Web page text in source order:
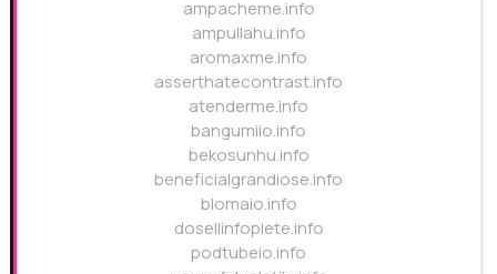
ampacheme.info
ampullahu.info
aromaxme.info
asserthatecontrast.info
atenderme.info
bangumiio.info
bekosunhu.info
beneficialgrandiose.info
blomaio.info
dosellinfoplete.info
podtubeio.info